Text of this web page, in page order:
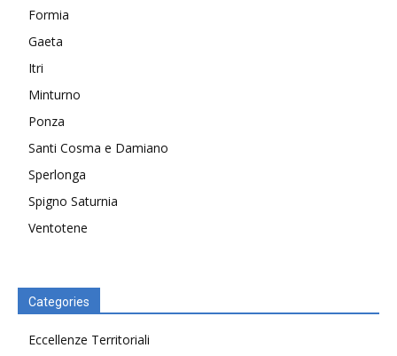
Formia
Gaeta
Itri
Minturno
Ponza
Santi Cosma e Damiano
Sperlonga
Spigno Saturnia
Ventotene
Categories
Eccellenze Territoriali